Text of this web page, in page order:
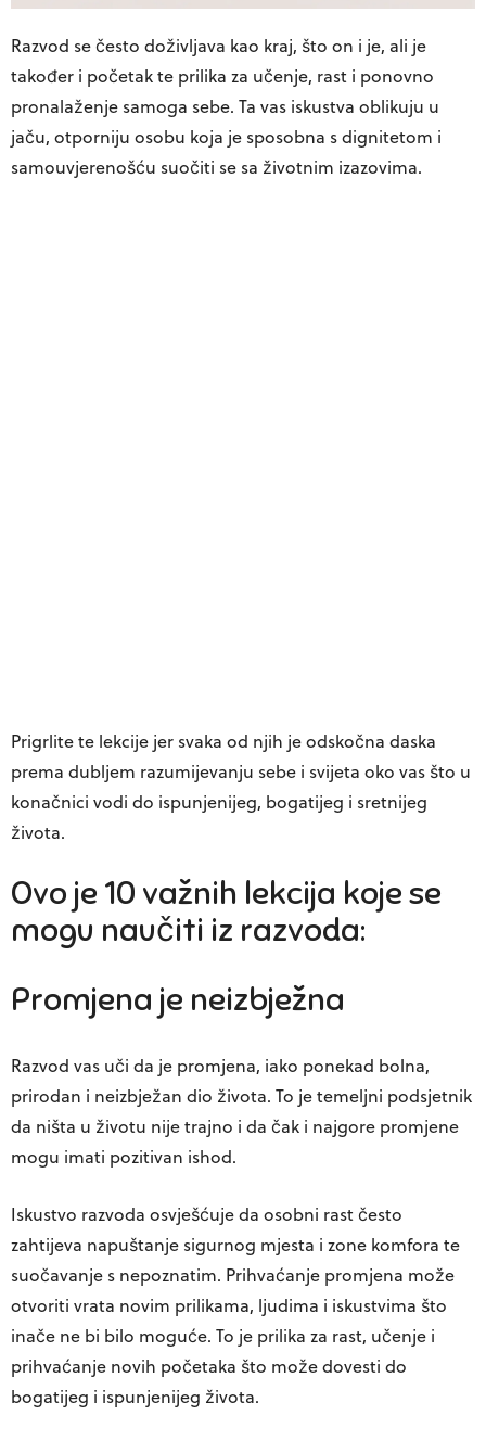
Razvod se često doživljava kao kraj, što on i je, ali je
također i početak te prilika za učenje, rast i ponovno
pronalaženje samoga sebe. Ta vas iskustva oblikuju u
jaču, otporniju osobu koja je sposobna s dignitetom i
samouvjerenošću suočiti se sa životnim izazovima.
Prigrlite te lekcije jer svaka od njih je odskočna daska
prema dubljem razumijevanju sebe i svijeta oko vas što u
konačnici vodi do ispunjenijeg, bogatijeg i sretnijeg
života.
Ovo je 10 važnih lekcija koje se
mogu naučiti iz razvoda:
Promjena je neizbježna
Razvod vas uči da je promjena, iako ponekad bolna,
prirodan i neizbježan dio života. To je temeljni podsjetnik
da ništa u životu nije trajno i da čak i najgore promjene
mogu imati pozitivan ishod.
Iskustvo razvoda osvješćuje da osobni rast često
zahtijeva napuštanje sigurnog mjesta i zone komfora te
suočavanje s nepoznatim. Prihvaćanje promjena može
otvoriti vrata novim prilikama, ljudima i iskustvima što
inače ne bi bilo moguće. To je prilika za rast, učenje i
prihvaćanje novih početaka što može dovesti do
bogatijeg i ispunjenijeg života.